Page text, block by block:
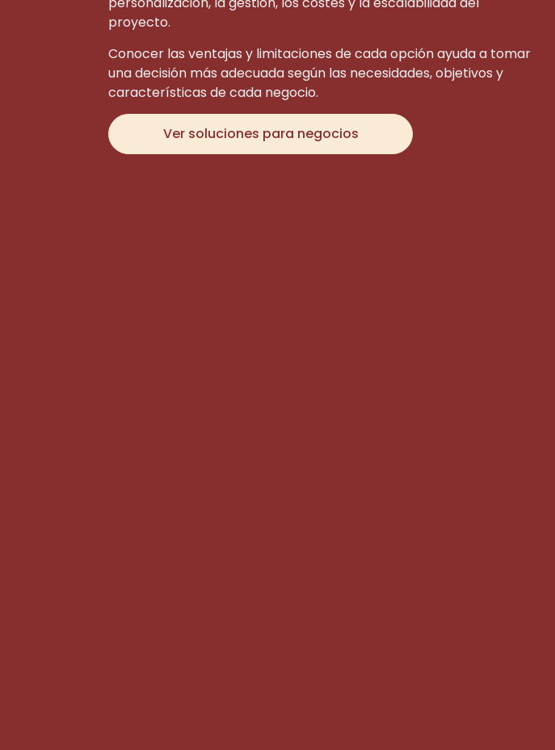
proyecto.
Conocer las ventajas y limitaciones de cada opción ayuda a tomar
una decisión más adecuada según las necesidades, objetivos y
características de cada negocio.
Ver soluciones para negocios